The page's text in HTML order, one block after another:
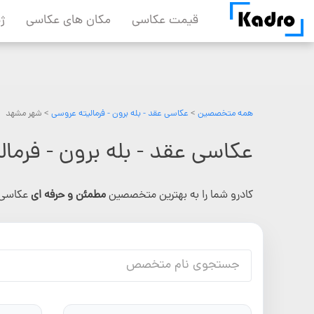
content
قیمت عکاسی مکان های عکاسی
همه متخصصین > عکاسی عقد - بله برون - فرمالیته عروسی > شهر مشهد
عکاسی عقد - بله برون -
کادرو شما را به بهترین متخصصینمطمئن و حرفه ای